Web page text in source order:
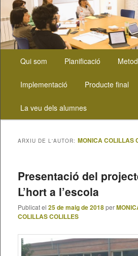
principal
Aneu
al
contingut
Aneu
al
contingut
Qui som Planificació
Implementació Producte final
La veu dels alumnes
ARXIU DE L'AUTOR: MONICA COLILLAS
Presentació del
L’hort a l’escola
Publicat el 25 de maig de 2018per
COLILLAS COLILLES